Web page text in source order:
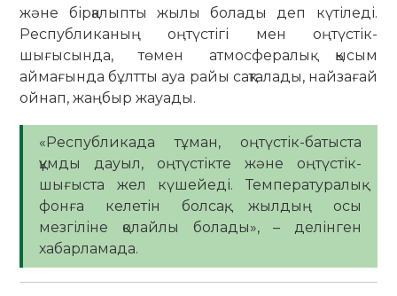
және бірқалыпты жылы болады деп күтіледі.
Республиканың оңтүстігі мен оңтүстік-
шығысында, төмен атмосфералық қысым
аймағында бұлтты ауа райы сақталады, найзағай
ойнап, жаңбыр жауады.
«Республикада тұман, оңтүстік-батыста
құмды дауыл, оңтүстікте және оңтүстік-
шығыста жел күшейеді. Температуралық
фонға келетін болсақ, жылдың осы
мезгіліне қолайлы болады», – делінген
хабарламада.